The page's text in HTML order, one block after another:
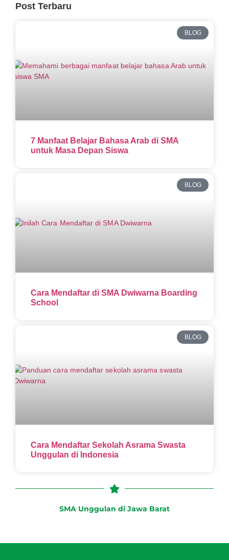
Post Terbaru
BLOG
7 Manfaat Belajar Bahasa Arab di SMA
untuk Masa Depan Siswa
BLOG
Cara Mendaftar di SMA Dwiwarna Boarding
School
BLOG
Cara Mendaftar Sekolah Asrama Swasta
Unggulan di Indonesia
SMA Unggulan di Jawa Barat